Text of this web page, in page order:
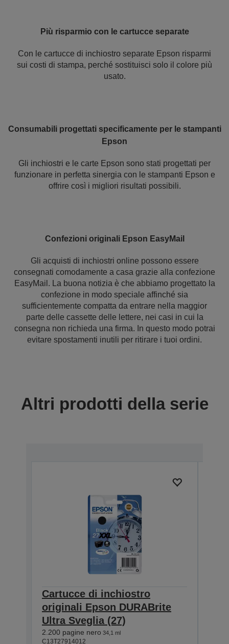
Più risparmio con le cartucce separate
Con le cartucce di inchiostro separate Epson risparmi
sui costi di stampa, perché sostituisci solo il colore più
usato.
Consumabili progettati specificamente per le stampanti
Epson
Gli inchiostri e le carte Epson sono stati progettati per
funzionare in perfetta sinergia con le stampanti Epson e
offrire così i migliori risultati possibili.
Confezioni originali Epson EasyMail
Gli acquisti di inchiostri online possono essere
consegnati comodamente a casa grazie alla confezione
EasyMail. La buona notizia è che abbiamo progettato la
confezione in modo speciale affinché sia
sufficientemente compatta da entrare nella maggior
parte delle cassette delle lettere, nei casi in cui la
consegna non richieda una firma. In questo modo potrai
evitare spostamenti inutili per ritirare i tuoi ordini.
Altri prodotti della serie
Cartucce di inchiostro
originali Epson DURABrite
Ultra Sveglia (27)
2.200 pagine nero 34,1 ml
C13T27914012